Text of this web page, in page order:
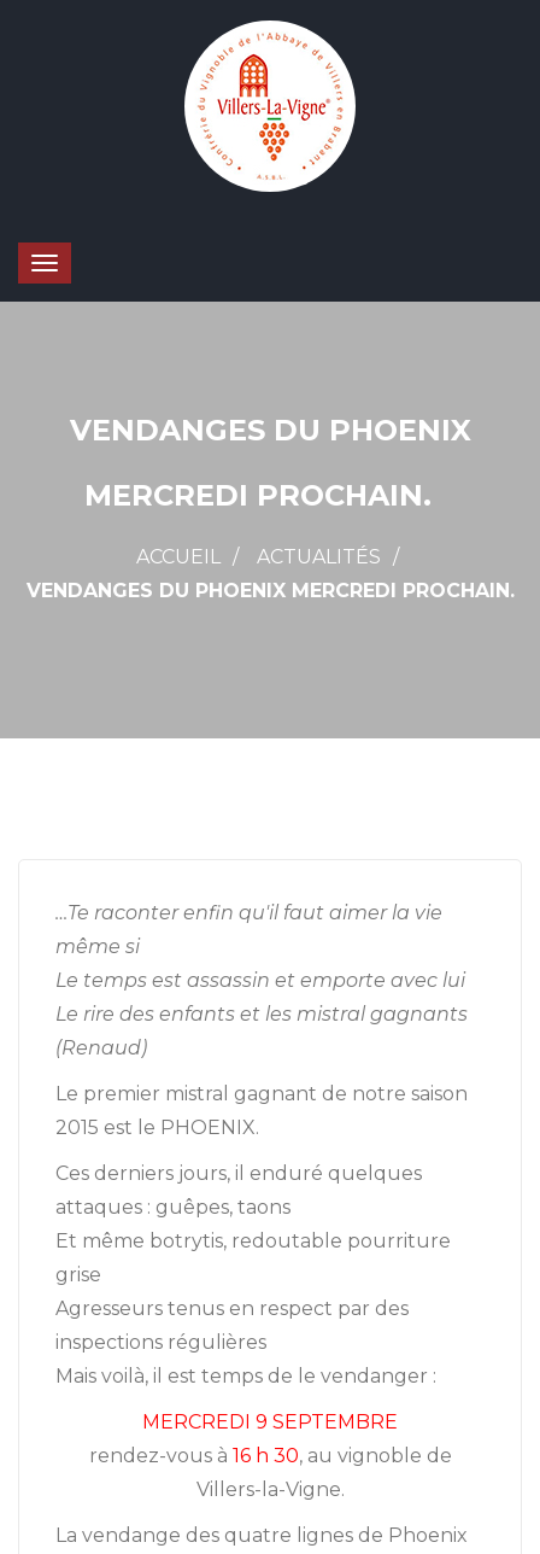
VENDANGES DU PHOENIX
MERCREDI PROCHAIN.
ACCUEIL
ACTUALITÉS
VENDANGES DU PHOENIX MERCREDI PROCHAIN.
…Te raconter enfin qu'il faut aimer la vie
même si
Le temps est assassin et emporte avec lui
Le rire des enfants et les mistral gagnants
(Renaud)
Le premier mistral gagnant de notre saison
2015 est le PHOENIX.
Ces derniers jours, il enduré quelques
attaques : guêpes, taons
Et même botrytis, redoutable pourriture
grise
Agresseurs tenus en respect par des
inspections régulières
Mais voilà, il est temps de le vendanger :
MERCREDI 9 SEPTEMBRE
rendez-vous à 16 h 30, au vignoble de
Villers-la-Vigne.
La vendange des quatre lignes de Phoenix